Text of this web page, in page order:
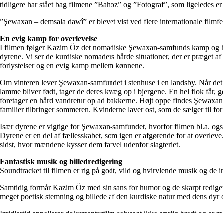
tidligere har stået bag filmene ”Bahoz” og ”Fotograf”, som ligeledes
”Şewaxan – demsala dawî” er blevet vist ved flere internationale
En evig kamp for overlevelse
I filmen følger Kazim Öz det nomadiske Şewaxan-samfunds kamp og
dyrene. Vi ser de kurdiske nomaders hårde situationer, der er præget
forlystelser og en evig kamp mellem kønnene.
Om vinteren lever Şewaxan-samfundet i stenhuse i en landsby. Når
lamme bliver født, tager de deres kvæg op i bjergene. En hel flok får,
foretager en hård vandretur op ad bakkerne. Højt oppe findes
familier tilbringer sommeren. Kvinderne laver ost, som de sælger til
Især dyrene er vigtige for Şewaxan-samfundet, hvorfor filmen bl.a.
Dyrene er en del af fællesskabet, som igen er afgørende for at
sidst, hvor mændene kysser dem farvel udenfor slagteriet.
Fantastisk musik og billedredigering
Soundtracket til filmen er rig på godt, vild og hvirvlende musik og de
Samtidig formår Kazim Öz med sin sans for humor og de skarpt
meget poetisk stemning og billede af den kurdiske natur med dens dyr